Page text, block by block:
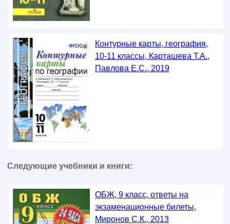
Контурные карты, география,
10-11 классы, Карташева Т.А.,
Павлова Е.С., 2019
Следующие учебники и книги:
ОБЖ, 9 класс, ответы на
экзаменационные билеты,
Миронов С.К., 2013